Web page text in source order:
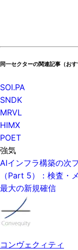
同一セクターの関連記事（おす
SOI.PA
SNDK
MRVL
HIMX
POET
強気
AIインフラ構築の次
（Part 5）：検査・
最大の新規確信
コンヴェクィティ